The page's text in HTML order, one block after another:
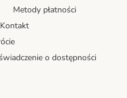
Metody płatności
Kontakt
o dostępności